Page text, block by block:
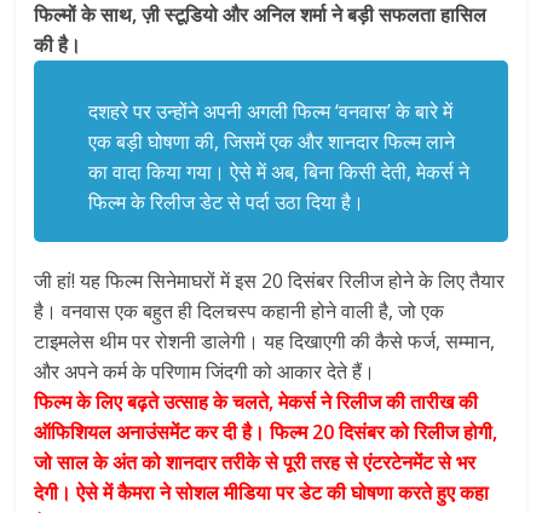
फिल्मों के साथ, ज़ी स्टूडियो और अनिल शर्मा ने बड़ी सफलता हासिल
की है।
दशहरे पर उन्होंने अपनी अगली फिल्म ‘वनवास’ के बारे में
एक बड़ी घोषणा की, जिसमें एक और शानदार फिल्म लाने
का वादा किया गया। ऐसे में अब, बिना किसी देती, मेकर्स ने
फिल्म के रिलीज डेट से पर्दा उठा दिया है।
जी हां! यह फिल्म सिनेमाघरों में इस 20 दिसंबर रिलीज होने के लिए तैयार
है। वनवास एक बहुत ही दिलचस्प कहानी होने वाली है, जो एक
टाइमलेस थीम पर रोशनी डालेगी। यह दिखाएगी की कैसे फर्ज, सम्मान,
और अपने कर्म के परिणाम जिंदगी को आकार देते हैं।
फिल्म के लिए बढ़ते उत्साह के चलते, मेकर्स ने रिलीज की तारीख की
ऑफिशियल अनाउंसमेंट कर दी है। फिल्म 20 दिसंबर को रिलीज होगी,
जो साल के अंत को शानदार तरीके से पूरी तरह से एंटरटेनमेंट से भर
देगी। ऐसे में कैमरा ने सोशल मीडिया पर डेट की घोषणा करते हुए कहा